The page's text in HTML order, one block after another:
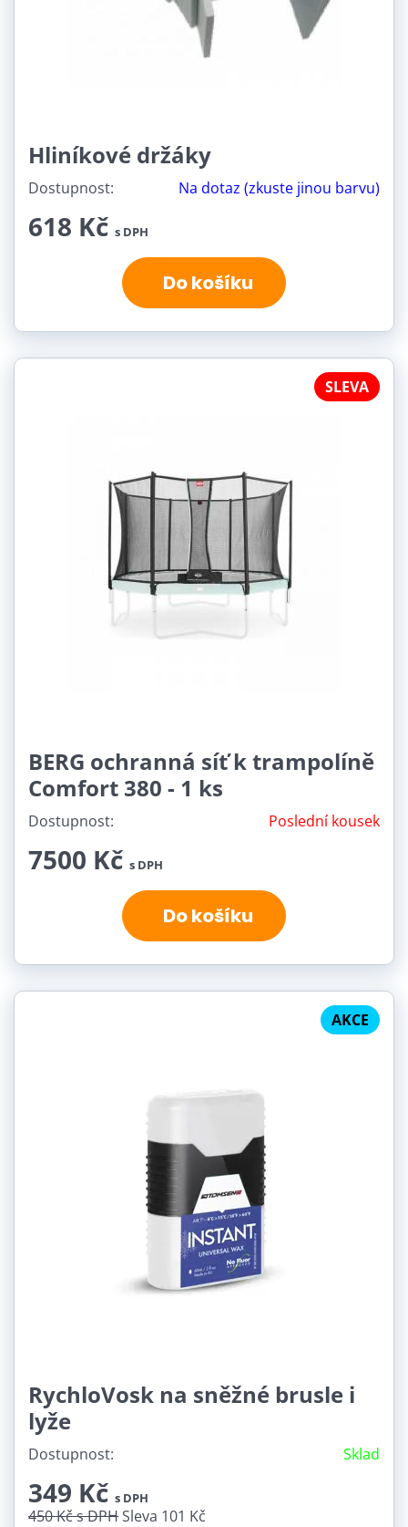
Hliníkové držáky
Dostupnost: Na dotaz (zkuste jinou barvu)
618 Kč s DPH
Do košíku
SLEVA
BERG ochranná síť k trampolíně
Comfort 380 - 1 ks
Dostupnost: Poslední kousek
7500 Kč s DPH
Do košíku
AKCE
RychloVosk na sněžné brusle i
lyže
Dostupnost: Sklad
349 Kč s DPH
450 Kčs DPHSleva 101 Kč